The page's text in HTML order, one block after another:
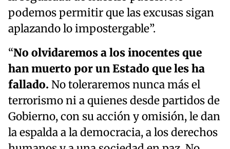
podemos permitir que las excusas sigan
aplazando lo impostergable”.
“No olvidaremos a los inocentes que
han muerto por un Estado que les ha
fallado. No toleraremos nunca más el
terrorismo ni a quienes desde partidos de
Gobierno, con su acción y omisión, le dan
la espalda a la democracia, a los derechos